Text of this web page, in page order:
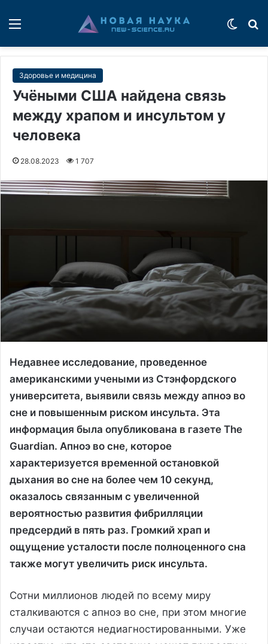
Здоровье и медицина
Учёными США найдена связь
между храпом и инсультом у
человека
28.08.2023 1 707
Недавнее исследование, проведенное
американскими учеными из Стэнфордского
университета, выявили связь между апноэ во
сне и повышенным риском инсульта. Эта
информация была опубликована в газете The
Guardian. Апноэ во сне, которое
характеризуется временной остановкой
дыхания во сне на более чем 10 секунд,
оказалось связанным с увеличенной
вероятностью развития фибрилляции
предсердий в пять раз. Громкий храп и
ощущение усталости после полноценного сна
также могут увеличить риск инсульта.
Сотни миллионов людей по всему миру
сталкиваются с апноэ во сне, при этом многие
случаи остаются недиагностированными. Уже